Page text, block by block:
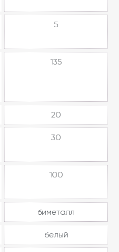
5
135
20
30
100
биметалл
белый